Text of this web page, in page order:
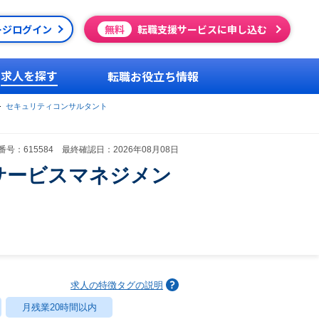
ログイン 無料 転職支援サービスに申し込む
求人を探す 転職お役立ち情報
セキュリティコンサルタント
号：615584 最終確認日：2026年08月08日
ビスマネジメン
求人の特徴タグの説明
月残業20時間以内